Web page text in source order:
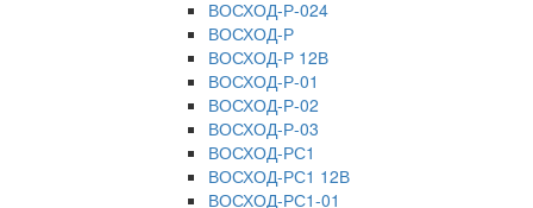
ВОСХОД-Р-024
ВОСХОД-Р
ВОСХОД-Р 12В
ВОСХОД-Р-01
ВОСХОД-Р-02
ВОСХОД-Р-03
ВОСХОД-РС1
ВОСХОД-РС1 12В
ВОСХОД-РС1-01